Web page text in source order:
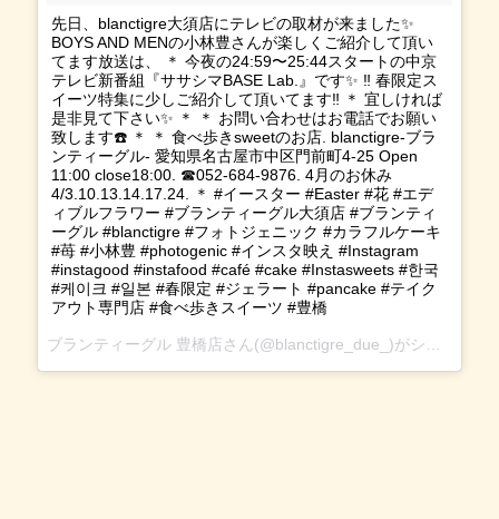
先日、blanctigre大須店にテレビの取材が来ました✨
BOYS AND MENの小林豊さんが楽しくご紹介して頂い
てます放送は、 ＊ 今夜の24:59〜25:44スタートの中京
テレビ新番組『ササシマBASE Lab.』です✨ ‼︎ 春限定ス
イーツ特集に少しご紹介して頂いてます‼︎ ＊ 宜しければ
是非見て下さい✨ ＊ ＊ お問い合わせはお電話でお願い
致します☎️ ＊ ＊ 食べ歩きsweetのお店. blanctigre-ブラ
ンティーグル- 愛知県名古屋市中区門前町4-25 Open
11:00 close18:00. ☎︎052-684-9876. 4月のお休み
4/3.10.13.14.17.24. ＊ #イースター #Easter #花 #エデ
ィブルフラワー #ブランティーグル大須店 #ブランティ
ーグル #blanctigre #フォトジェニック #カラフルケーキ
#苺 #小林豊 #photogenic #インスタ映え #Instagram
#instagood #instafood #café #cake #Instasweets #한국
#케이크 #일본 #春限定 #ジェラート #pancake #テイク
アウト専門店 #食べ歩きスイーツ #豊橋
ブランティーグル 豊橋店さん(@blanctigre_due_)がシェアした投稿 -